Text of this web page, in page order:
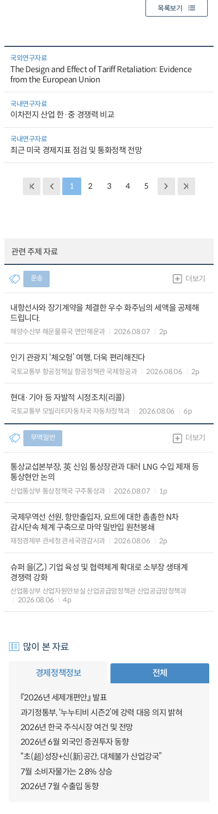
목록보기
국외연구자료
The Design and Effect of Tariff Retaliation: Evidence
from the European Union
국내연구자료
이차전지 산업 한·중 경쟁력 비교
국내연구자료
최근 미국 경제지표 점검 및 통화정책 전망
1 2 3 4 5
관련 주제 자료
운송 더보기
내항선사와 장기계약을 체결한 우수 화주님의 세액을 공제해
드립니다.
해양수산부 해운물류국 연안해운과 2026.08.07 2p
인기 관광지 ‘체오헝’ 여행, 더욱 편리해진다
국토교통부 항공정책실 항공정책관 국제항공과 2026.08.06 2p
현대·기아 등 자발적 시정조치(리콜)
국토교통부 모빌리티자동차국 자동차정책과 2026.08.06 6p
무역일반 더보기
통상교섭본부장, 英 신임 통상장관과 대러 LNG 수입 제재 등
통상현안 논의
산업통상부 통상정책국 구주통상과 2026.08.07 1p
국제무역선 선원, 항만출입자, 요트에 대한 촘촘한 N차
감시단속 체계 구축으로 마약 밀반입 원천봉쇄
재정경제부 관세청 관세국경감시과 2026.08.06 2p
슈퍼 을(乙) 기업 육성 및 협력체계 확대로 소부장 생태계
경쟁력 강화
산업통상부 산업자원안보실 산업공급망정책관 산업공급망정책과
2026.08.06
4p
많이 본 자료
경제정책정보 전체
『2026년 세제개편안』 발표
과기정통부, ‘누누티비 시즌2’에 강력 대응 의지 밝혀
2026년 한국 주식시장 여건 및 전망
2026년 6월 외국인 증권투자 동향
“초(超)성장+신(新)공간, 대체불가 산업강국”
7월 소비자물가는 2.8% 상승
2026년 7월 수출입 동향